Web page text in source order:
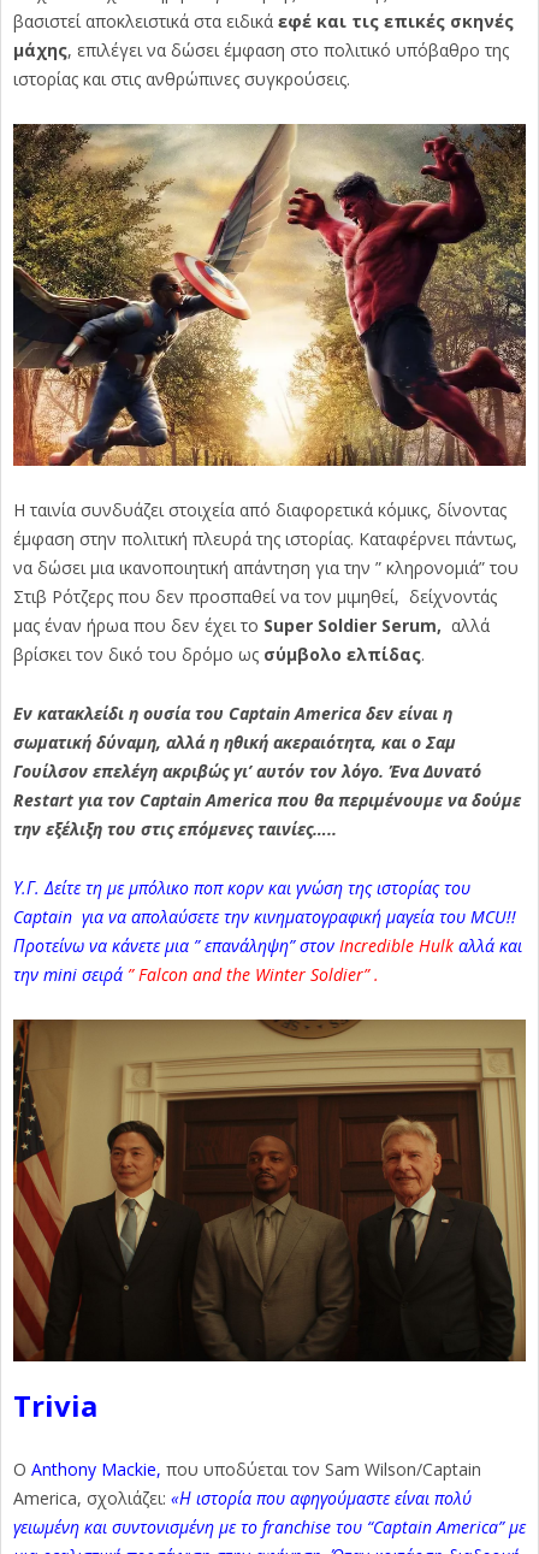
βασιστεί αποκλειστικά στα ειδικά εφέ και τις επικές σκηνές
μάχης, επιλέγει να δώσει έμφαση στο πολιτικό υπόβαθρο της
ιστορίας και στις ανθρώπινες συγκρούσεις.
Η ταινία συνδυάζει στοιχεία από διαφορετικά κόμικς, δίνοντας
έμφαση στην πολιτική πλευρά της ιστορίας. Καταφέρνει πάντως,
να δώσει μια ικανοποιητική απάντηση για την ” κληρονομιά” του
Στιβ Ρότζερς που δεν προσπαθεί να τον μιμηθεί, δείχνοντάς
μας έναν ήρωα που δεν έχει το Super Soldier Serum, αλλά
βρίσκει τον δικό του δρόμο ως σύμβολο ελπίδας.
Εν κατακλείδι η ουσία του Captain America δεν είναι η
σωματική δύναμη, αλλά η ηθική ακεραιότητα, και ο Σαμ
Γουίλσον επελέγη ακριβώς γι’ αυτόν τον λόγο. Ένα Δυνατό
Restart για τον Captain America που θα περιμένουμε να δούμε
την εξέλιξη του στις επόμενες ταινίες…..
Υ.Γ. Δείτε τη με μπόλικο ποπ κορν και γνώση της ιστορίας του
Captain για να απολαύσετε την κινηματογραφική μαγεία του MCU!!
Προτείνω να κάνετε μια ” επανάληψη” στον Incredible Hulk αλλά και
την mini σειρά ” Falcon and the Winter Soldier” .
Trivia
Ο Anthony Mackie, που υποδύεται τον Sam Wilson/Captain
America, σχολιάζει: «Η ιστορία που αφηγούμαστε είναι πολύ
γειωμένη και συντονισμένη με το franchise του “Captain America” με